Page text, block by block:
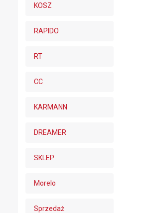
KOSZ
RAPIDO
RT
CC
KARMANN
DREAMER
SKLEP
Morelo
Sprzedaż